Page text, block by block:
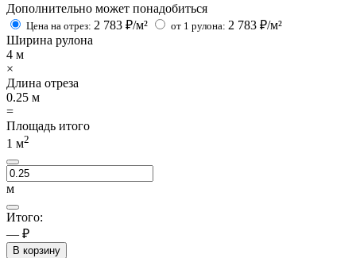
Дополнительно может понадобиться
Цена на отрез: 2 783 ₽/м² от 1 рулона: 2 783 ₽/м²
Ширина рулона
4 м
×
Длина отреза
0.25 м
=
Площадь итого
1 м2
м
Итого:
— ₽
В корзину